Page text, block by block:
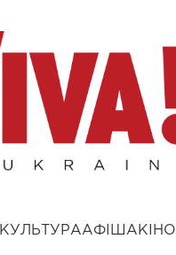
КУЛЬТУРААФІША КІНО